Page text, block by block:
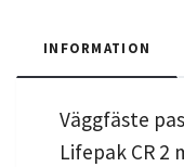
INFORMATION
Väggfäste
Lifepak CR 2